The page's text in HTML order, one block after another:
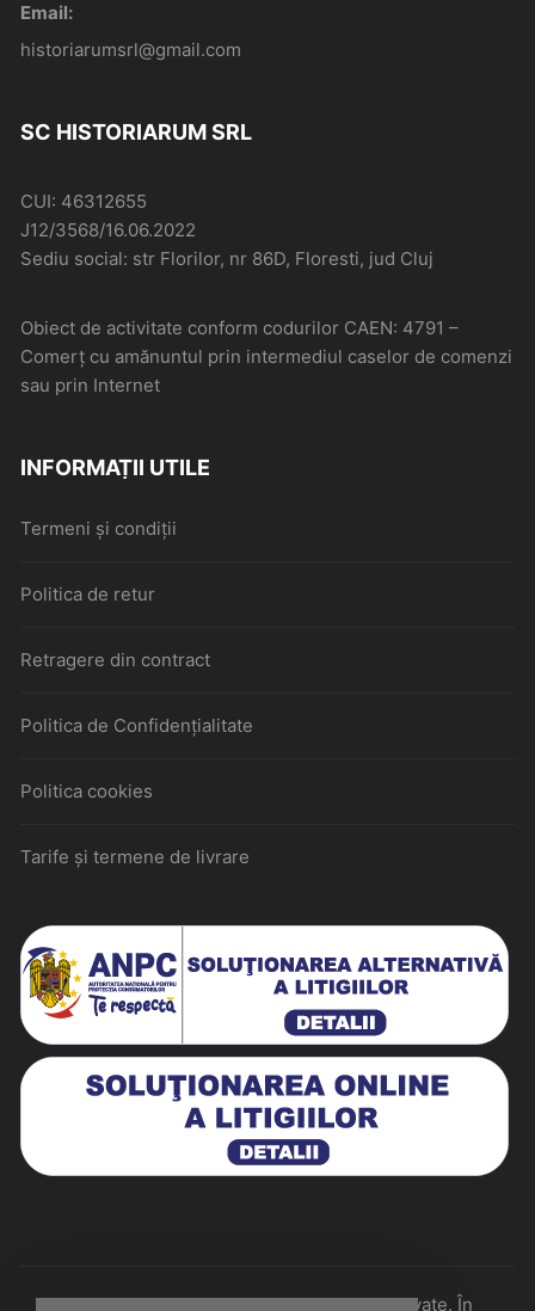
Email:
historiarumsrl@gmail.com
SC HISTORIARUM SRL
CUI: 46312655
J12/3568/16.06.2022
Sediu social: str Florilor, nr 86D, Floresti, jud Cluj
Obiect de activitate conform codurilor CAEN: 4791 –
Comerţ cu amănuntul prin intermediul caselor de comenzi
sau prin Internet
INFORMAȚII UTILE
Termeni și condiții
Politica de retur
Retragere din contract
Politica de Confidențialitate
Politica cookies
Tarife și termene de livrare
Historiarum 2026 - Toate drepturile rezervate. În